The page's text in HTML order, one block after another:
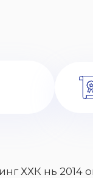
ХХК нь 2014